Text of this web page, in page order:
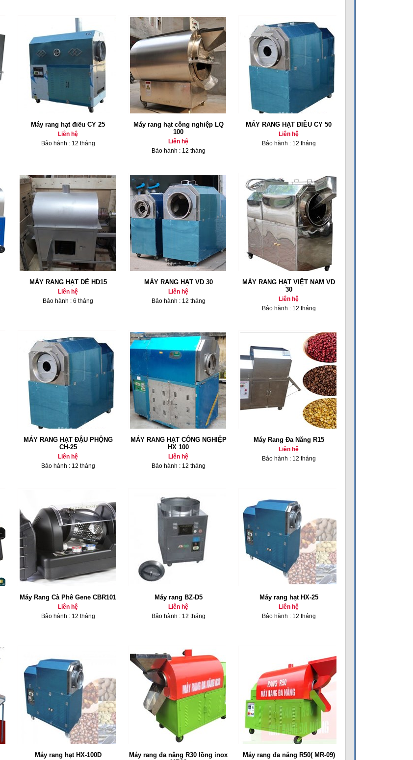
Máy rang hạt điều CY 25
Liên hệ
Bảo hành : 12 tháng
Máy rang hạt công nghiệp LQ
100
Liên hệ
Bảo hành : 12 tháng
MÁY RANG HẠT ĐIỀU CY 50
Liên hệ
Bảo hành : 12 tháng
MÁY RANG HẠT DẺ HD15
Liên hệ
Bảo hành : 6 tháng
MÁY RANG HẠT VD 30
Liên hệ
Bảo hành : 12 tháng
MÁY RANG HẠT VIỆT NAM VD
30
Liên hệ
Bảo hành : 12 tháng
MÁY RANG HẠT ĐẬU PHỘNG
CH-25
Liên hệ
Bảo hành : 12 tháng
MÁY RANG HẠT CÔNG NGHIỆP
HX 100
Liên hệ
Bảo hành : 12 tháng
Máy Rang Đa Năng R15
Liên hệ
Bảo hành : 12 tháng
Máy Rang Cà Phê Gene CBR101
Liên hệ
Bảo hành : 12 tháng
Máy rang BZ-D5
Liên hệ
Bảo hành : 12 tháng
Máy rang hạt HX-25
Liên hệ
Bảo hành : 12 tháng
Máy rang hạt HX-100D
Máy rang đa năng R30 lồng inox
Máy rang đa năng R50( MR-09)